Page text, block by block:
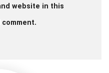
website in this